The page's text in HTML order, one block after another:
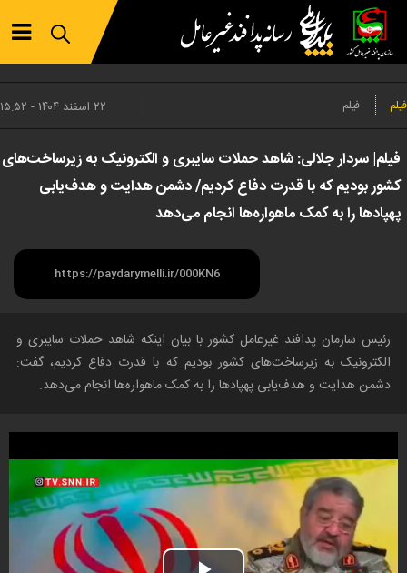
فیلم فیلم ۲۲ اسفند ۱۴۰۴ - ۱۵:۵۲
فیلم| سردار جلالی: شاهد حملات سایبری و الکترونیک به زیرساخت‌های
کشور بودیم که با قدرت دفاع کردیم/ دشمن هدایت و هدف‌یابی
پهپادها را به کمک ماهواره‌ها انجام می‌دهد
رئیس سازمان پدافند غیرعامل کشور با بیان اینکه شاهد حملات سایبری و
الکترونیک به زیرساخت‌های کشور بودیم که با قدرت دفاع کردیم، گفت:
دشمن هدایت و هدف‌یابی پهپادها را به کمک ماهواره‌ها انجام می‌دهد.